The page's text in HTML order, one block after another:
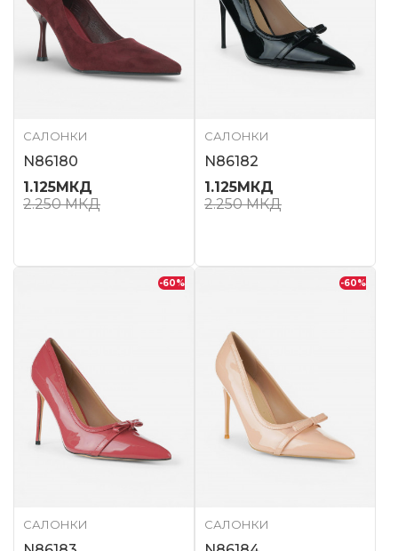
САЛОНКИ
N86180
1.125МКД
2.250МКД
САЛОНКИ
N86182
1.125МКД
2.250МКД
-60%
САЛОНКИ
-60%
САЛОНКИ